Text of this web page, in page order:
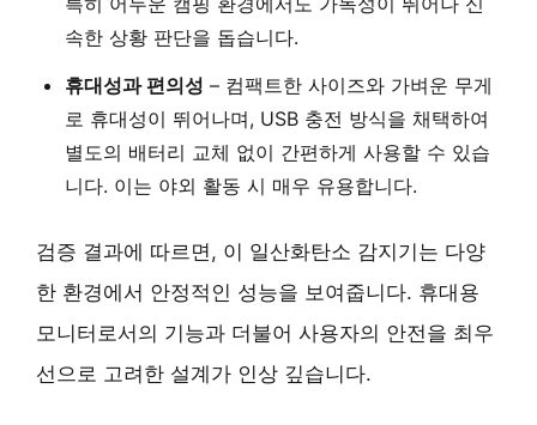
속한 상황 판단을 돕습니다.
휴대성과 편의성 – 컴팩트한 사이즈와 가벼운 무게
로 휴대성이 뛰어나며, USB 충전 방식을 채택하여
별도의 배터리 교체 없이 간편하게 사용할 수 있습
니다. 이는 야외 활동 시 매우 유용합니다.
검증 결과에 따르면, 이 일산화탄소 감지기는 다양
한 환경에서 안정적인 성능을 보여줍니다. 휴대용
모니터로서의 기능과 더불어 사용자의 안전을 최우
선으로 고려한 설계가 인상 깊습니다.